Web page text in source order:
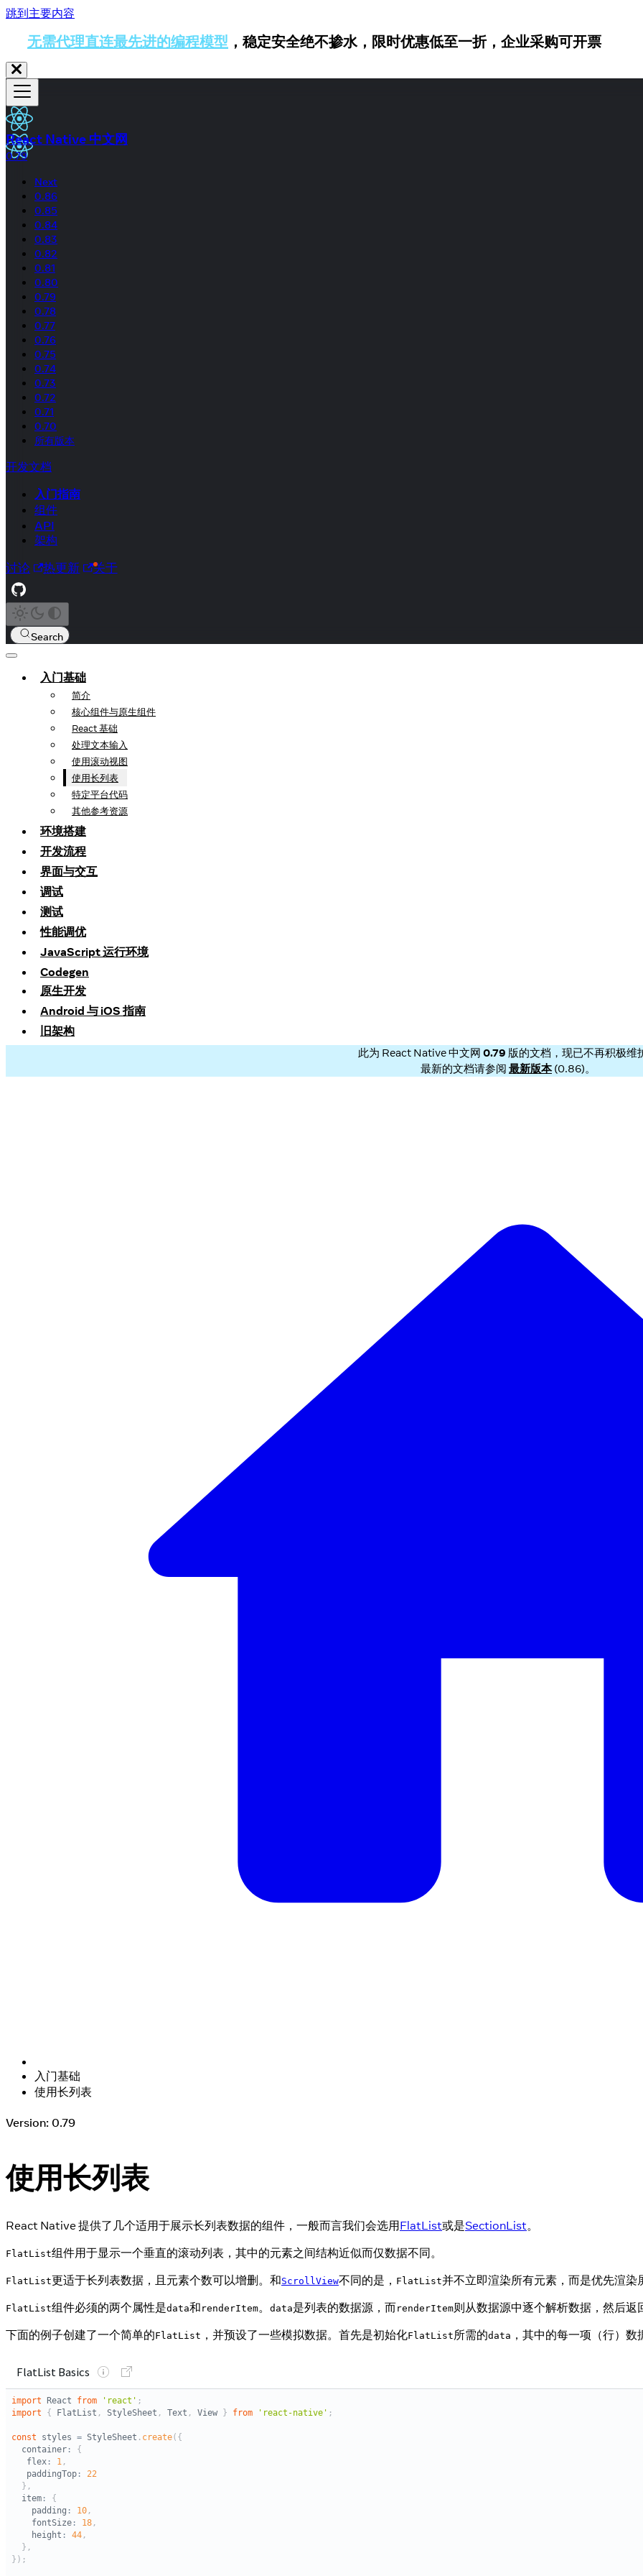
跳到主要内容
无需代理直连最先进的编程模型 ，稳定安全绝不掺水，限时优惠低至一折，企业采购可开票
React Native 中文网
0.79
Next
0.86
0.85
0.84
0.83
0.82
0.81
0.80
0.79
0.78
0.77
0.76
0.75
0.74
0.73
0.72
0.71
0.70
所有版本
开发文档
入门指南
组件
API
架构
讨论 热更新 关于
Search
入门基础
简介
核心组件与原生组件
React 基础
处理文本输入
使用滚动视图
使用长列表
特定平台代码
其他参考资源
环境搭建
开发流程
界面与交互
调试
测试
性能调优
JavaScript 运行环境
Codegen
原生开发
Android 与 iOS 指南
旧架构
此为 React Native 中文网 0.79 版的文档，现已不再积极维
最新的文档请参阅 最新版本(0.86)。
入门基础
使用长列表
Version: 0.79
使用长列表
React Native 提供了几个适用于展示长列表数据的组件，一般而言我们会选用FlatList或是SectionList。
FlatList组件用于显示一个垂直的滚动列表，其中的元素之间结构近似而仅数据不同。
FlatList更适于长列表数据，且元素个数可以增删。和ScrollView不同的是， FlatList并不立即渲染所有元素，而是优先渲染
FlatList组件必须的两个属性是data和 renderItem。 data是列表的数据源，而renderItem则从数据源中逐个解析数据，然后
下面的例子创建了一个简单的FlatList ，并预设了一些模拟数据。首先是初始化FlatList所需的data ，其中的每一项（行）数